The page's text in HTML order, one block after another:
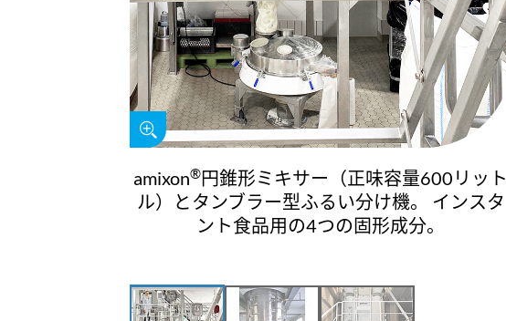
amixon®円錐形ミキサー（正味容量600リット
ル）とタンブラー型ふるい分け機。 インスタ
ント食品用の4つの固形成分。